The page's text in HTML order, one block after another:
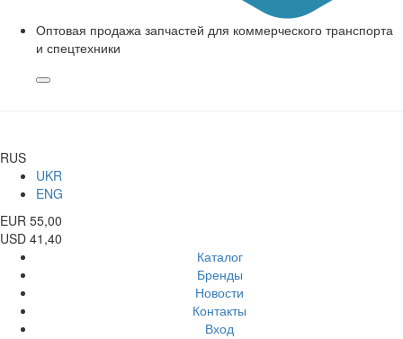
Оптовая продажа запчастей для коммерческого транспорта
и спецтехники
RUS
UKR
ENG
EUR 55,00
USD 41,40
Каталог
Бренды
Новости
Контакты
Вход